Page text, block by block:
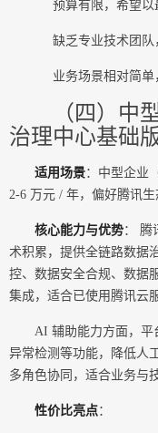
预算有限，希望
缺乏专业技术团
业务场景相对简
（四）中
治理中心基础
适用场景：中型企业
2-6 万元 / 年，偏好腾讯生
核心能力与优势： 腾
术积累，提供全链路数据
控、数据安全合规、数据
集成，适合已使用腾讯云
AI 辅助能力方面，平
异常检测等功能，降低人
多角色协同，适合业务与
性价比亮点：